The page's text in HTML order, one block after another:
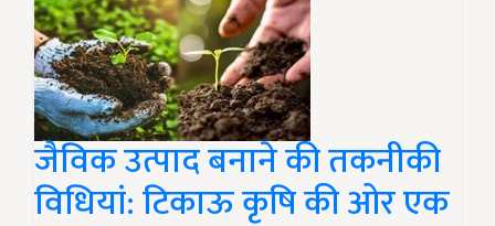
जैविक उत्पाद बनाने की तकनीकी
विधियां: टिकाऊ कृषि की ओर एक